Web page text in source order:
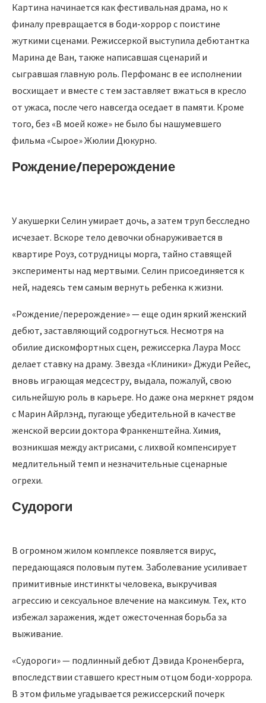
Картина начинается как фестивальная драма, но к
финалу превращается в боди-хоррор с поистине
жуткими сценами. Режиссеркой выступила дебютантка
Марина де Ван, также написавшая сценарий и
сыгравшая главную роль. Перфоманс в ее исполнении
восхищает и вместе с тем заставляет вжаться в кресло
от ужаса, после чего навсегда оседает в памяти. Кроме
того, без «В моей коже» не было бы нашумевшего
фильма «Сырое» Жюлии Дюкурно.
Рождение/перерождение
У акушерки Селин умирает дочь, а затем труп бесследно
исчезает. Вскоре тело девочки обнаруживается в
квартире Роуз, сотрудницы морга, тайно ставящей
эксперименты над мертвыми. Селин присоединяется к
ней, надеясь тем самым вернуть ребенка к жизни.
«Рождение/перерождение» — еще один яркий женский
дебют, заставляющий содрогнуться. Несмотря на
обилие дискомфортных сцен, режиссерка Лаура Мосс
делает ставку на драму. Звезда «Клиники» Джуди Рейес,
вновь играющая медсестру, выдала, пожалуй, свою
сильнейшую роль в карьере. Но даже она меркнет рядом
с Марин Айрлэнд, пугающе убедительной в качестве
женской версии доктора Франкенштейна. Химия,
возникшая между актрисами, с лихвой компенсирует
медлительный темп и незначительные сценарные
огрехи.
Судороги
В огромном жилом комплексе появляется вирус,
передающаяся половым путем. Заболевание усиливает
примитивные инстинкты человека, выкручивая
агрессию и сексуальное влечение на максимум. Тех, кто
избежал заражения, ждет ожесточенная борьба за
выживание.
«Судороги» — подлинный дебют Дэвида Кроненберга,
впоследствии ставшего крестным отцом боди-хоррора.
В этом фильме угадывается режиссерский почерк